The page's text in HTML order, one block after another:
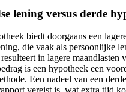
lening versus derde
biedt doorgaans een
die vaak als persoonlijke
in lagere maandlasten
is een hypotheek een
Een nadeel van een